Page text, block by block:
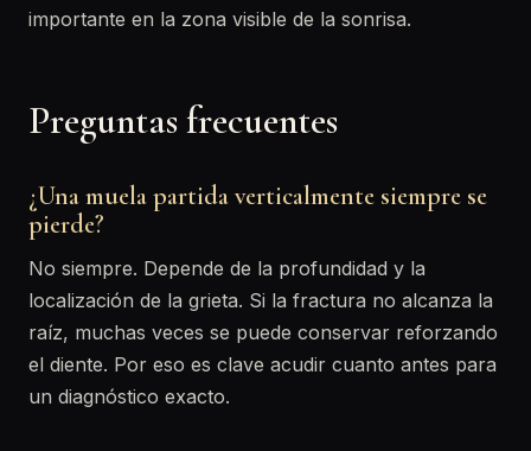
importante en la zona visible de la sonrisa.
Preguntas frecuentes
¿Una muela partida verticalmente siempre se
pierde?
No siempre. Depende de la profundidad y la
localización de la grieta. Si la fractura no alcanza la
raíz, muchas veces se puede conservar reforzando
el diente. Por eso es clave acudir cuanto antes para
un diagnóstico exacto.